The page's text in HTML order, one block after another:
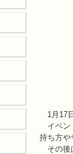
1月17
イベン
持ち方や
その後